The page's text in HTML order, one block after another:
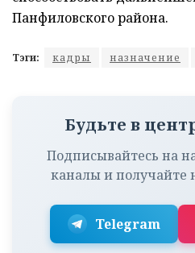
Панфиловского района.
Тэги: кадры назначение
Будьте в
Подписывайтесь на
каналы и получайте
Telegram